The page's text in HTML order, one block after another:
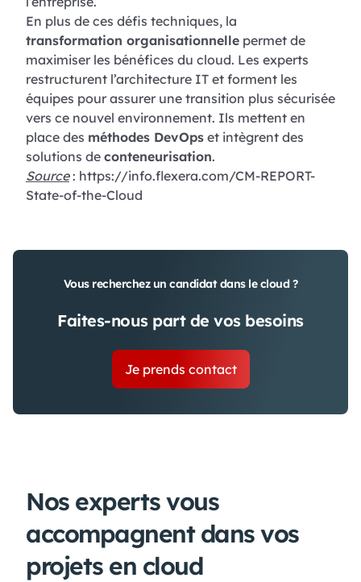
En plus de ces défis techniques, la
transformation organisationnelle permet de
maximiser les bénéfices du cloud. Les experts
restructurent l’architecture IT et forment les
équipes pour assurer une transition plus sécurisée
vers ce nouvel environnement. Ils mettent en
place des méthodes DevOps et intègrent des
solutions de conteneurisation.
Source: https://info.flexera.com/CM-REPORT-
State-of-the-Cloud
Vous recherchez un candidat dans le cloud ?
Faites-nous part de vos besoins
Je prends contact
Nos experts vous
accompagnent dans vos
projets en cloud